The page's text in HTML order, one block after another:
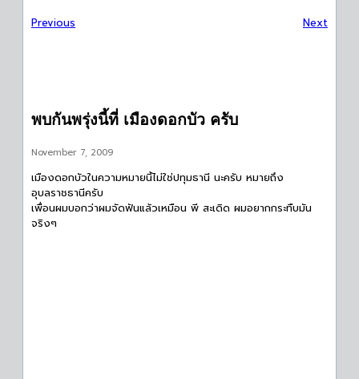
Previous Next
พบกันพรุ่งนี้ที่ เมืองดอกบัว ครับ
November 7, 2009
เมืองดอกบัวในความหมายนี้ไม่ใช่ปทุมธานี นะครับ หมายถึง
อุบลราชธานีครับ
เพื่อนผมบอกว่าผมจัดฟันแล้วเหมือน พี สะเดิด ผมอยากกระทืบมัน
จริงๆ